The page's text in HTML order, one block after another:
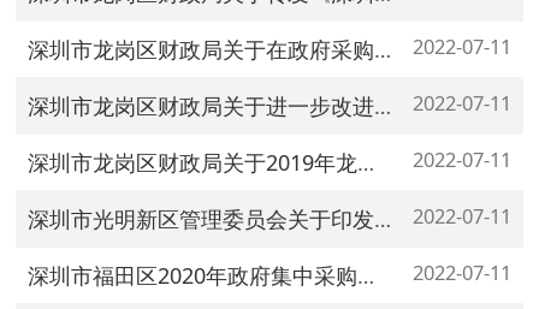
深圳市龙岗区财政局关于在政府采购活动中查询及使用信用记录有关事项的通知 2022-07-11
深圳市龙岗区财政局关于进一步改进政府采购进口产品管理有关事项的通知 2022-07-11
深圳市龙岗区财政局关于2019年龙岗区政府集中采购目录等事项的通知 2022-07-11
深圳市光明新区管理委员会关于印发光明新区社区集体经济资金资产资源交易管理暂行办法的通知（深光规[2018]15号） 2022-07-11
深圳市福田区2020年政府集中采购目录及限额标准 2022-07-11